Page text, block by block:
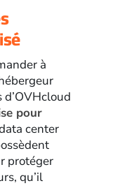
à
pour
center
protéger
qu’il